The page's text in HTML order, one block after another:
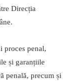
Direcția
proces penal,
și garanțiile
penală, precum și